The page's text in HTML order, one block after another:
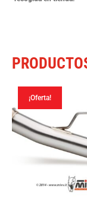
¡Oferta!